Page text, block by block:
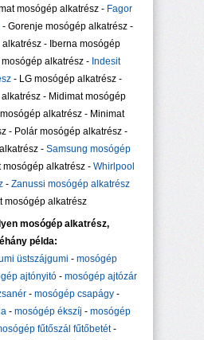
mosógép alkatrész - Fagor
- Gorenje mosógép alkatrész -
- Iberna mosógép
alkatrész - Indesit
- LG mosógép alkatrész -
- Midimat mosógép
alkatrész - Minimat
- Polár mosógép alkatrész -
- Samsung mosógép
mosógép alkatrész - Whirlpool
- Zanussi mosógép alkatrész
mosógép alkatrész
mosógép alkatrész,
példa:
üstszájgumi - mosógép
ajtónyitó - mosógép ajtózár
- mosógép csapágy-
- mosógép ékszíj - mosógép
fűtőszál fűtőbetét-